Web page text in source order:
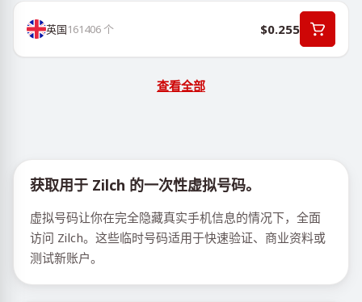
英国161406个 $0.255
查看全部
获取用于 Zilch 的一次性虚拟号码。
虚拟号码让你在完全隐藏真实手机信息的情况下，全面
访问 Zilch。这些临时号码适用于快速验证、商业资料或
测试新账户。